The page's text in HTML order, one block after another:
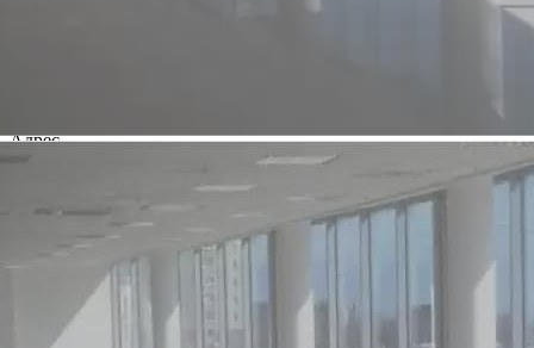
Адрес
Торговый Центр
Предлагается
Желаемый / подходящий вид деятельности
Не указан